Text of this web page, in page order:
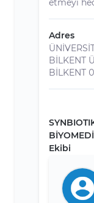
etmeyi
Adres
BİLKENT
BİLKENT
Ekibi